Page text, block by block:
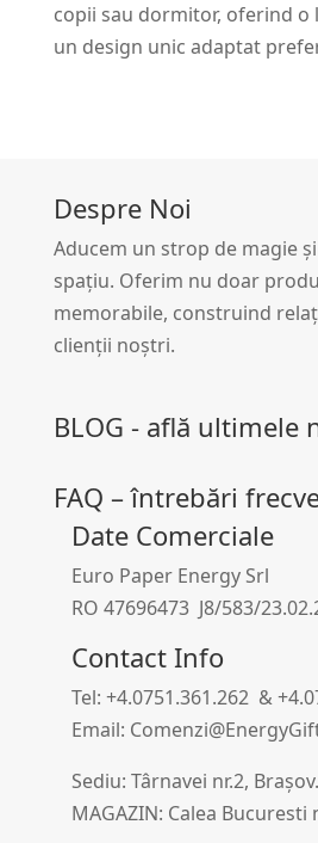
copii sau dormitor, oferind o
un design unic adaptat
Despre Noi
Aducem un strop de magie
spațiu. Oferim nu doar
memorabile, construind
clienții noștri.
BLOG - află ultimele
FAQ – întrebări
Date Comerciale
Euro Paper Energy Srl
RO 47696473 J8/583/
Contact Info
Tel: +4.0751.361.262 &
Email:
Sediu: Târnavei nr.2, Brașov.
MAGAZIN: Calea Bucuresti